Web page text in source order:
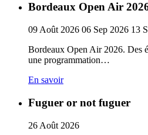
Bordeaux Open Air
09 Août 2026 06 Sep 2026 13
Bordeaux Open Air 2026. Des
une programmation…
En savoir
Fuguer or not fuguer
26 Août 2026